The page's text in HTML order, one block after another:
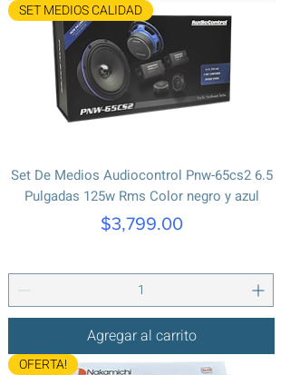
SET MEDIOS CALIDAD
Set De Medios Audiocontrol Pnw-65cs2 6.5
Pulgadas 125w Rms Color negro y azul
Precio
$3,799.00
Agregar al carrito
OFERTA!